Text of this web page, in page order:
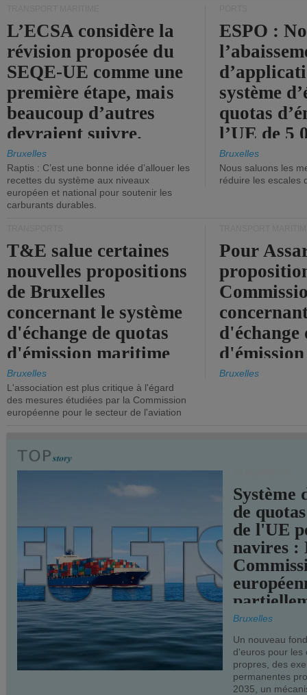
L’ECSA considère la
révision proposée du
SEQE-UE comme une
première étape, mais
beaucoup d’autres
devraient suivre.
Bruxelles
Raptis : C’est une bonne idée d’allouer les
recettes du système aux niveaux
européen et national pour soutenir les
carburants durables.
ESPO :
système
quotas
l’UE de 5
tonneaux
brute.
Bruxelles
Nous saluons les
réduire les escales
T&E salue certaines
nouvelles propositions
de Bruxelles
concernant le système
d'échange de quotas
d'émission maritime
de l'UE.
Bruxelles
L'association est plus critique à l'égard
des mesures étudiées par la Commission
européenne pour le secteur de l'aviation
Pour
d'échange
timide,
Bruxelles
Système
de
de l'UE
navires :
Bruxelles
Un nouveau
d'euros pour les
propres, des
permanentes
2035, un